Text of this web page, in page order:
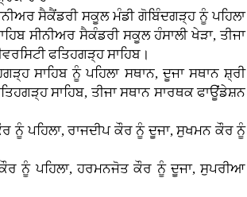
ਸੈਕੈਂਡਰੀ ਸਕੂਲ ਮੰਡੀ ਗੋਬਿੰਦਗੜ੍ਹ ਨੂੰ ਪਹਿਲਾ
ਸੀਨੀਅਰ ਸੈਕੰਡਰੀ ਸਕੂਲ ਹੰਸਾਲੀ ਖੇੜਾ, ਤੀਜਾ
ਫਤਿਹਗੜ੍ਹ ਸਾਹਿਬ।
ਸਾਹਿਬ ਨੂੰ ਪਹਿਲਾ ਸਥਾਨ, ਦੂਜਾ ਸਥਾਨ ਸ਼੍ਰੀ
ਸਾਹਿਬ, ਤੀਜਾ ਸਥਾਨ ਸਾਰਥਕ ਫਾਊਂਡੇਸ਼ਨ
ਨੂੰ ਪਹਿਲਾ, ਰਾਜਦੀਪ ਕੌਰ ਨੂੰ ਦੂਜਾ, ਸੁਖਮਨ ਕੌਰ ਨੂੰ
ਨੂੰ ਪਹਿਲਾ, ਹਰਮਨਜੋਤ ਕੌਰ ਨੂੰ ਦੂਜਾ, ਸੁਪਰੀਆ